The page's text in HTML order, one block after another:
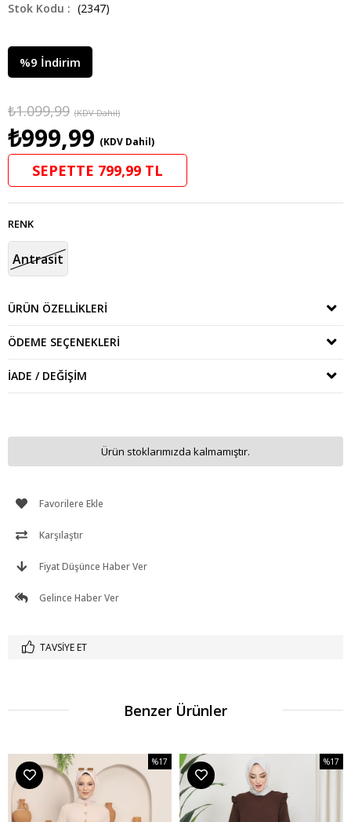
(2347)
%9 İndirim
₺1.099,99 (KDV Dahil)
₺999,99 (KDV Dahil)
SEPETTE 799,99 TL
RENK
Antrasit
ÜRÜN ÖZELLIKLERI
ÖDEME SEÇENEKLERI
İADE / DEĞIŞIM
Ürün stoklarımızda kalmamıştır.
Favorilere Ekle
Karşılaştır
Fiyat Düşünce Haber Ver
Gelince Haber Ver
TAVSIYE ET
Benzer Ürünler
%17
%17İndirim
%17